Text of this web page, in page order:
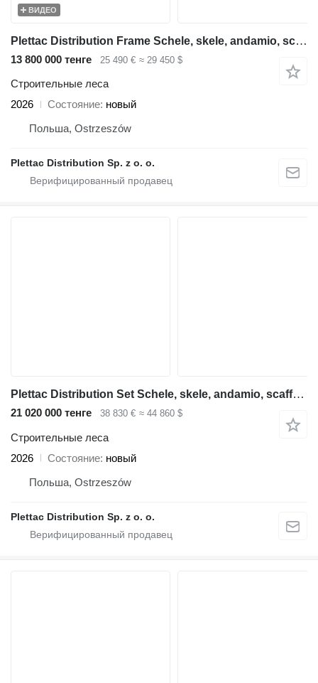
ВИДЕО
Plettac Distribution Frame Schele, skele, andamio, scaffolding, pastoliai, tellingud
13 800 000 тенге 25 490 € ≈ 29 450 $
Строительные леса
2026
Состояние новый
Польша, Ostrzeszów
Plettac Distribution Sp. z o. o.
Plettac Distribution Set Schele, skele, andamio, scaffolding, pastoliai, tellingud
21 020 000 тенге 38 830 € ≈ 44 860 $
Строительные леса
2026
Состояние новый
Польша, Ostrzeszów
Plettac Distribution Sp. z o. o.